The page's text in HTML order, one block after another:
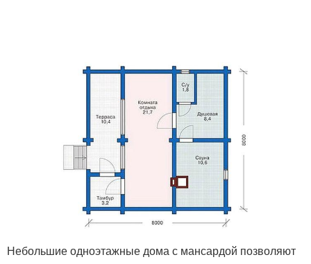
Небольшие одноэтажные дома с мансардой позволяют